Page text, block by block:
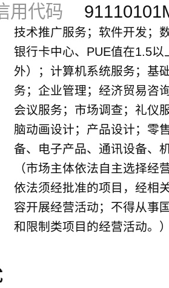
用代码
技术推广服务；软件开发；
银行卡中心、PUE值在1.5
外）；计算机系统服务；基
务；企业管理；经济贸易咨
会议服务；市场调查；礼仪
脑动画设计；产品设计；零
备、电子产品、通讯设备、
（市场主体依法自主选择经
依法须经批准的项目，经相
容开展经营活动；不得从事
和限制类项目的经营活动。